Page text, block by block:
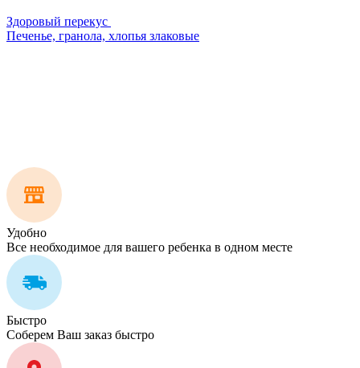
Здоровый перекус
Печенье, гранола, хлопья злаковые
Удобно
Все необходимое для вашего ребенка в одном месте
Быстро
Соберем Ваш заказ быстро